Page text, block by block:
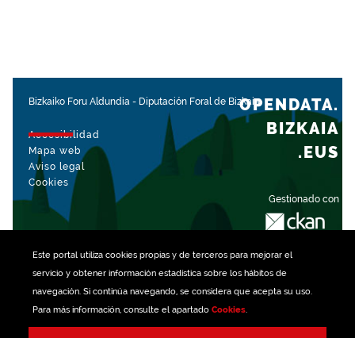
Este portal utiliza cookiespropias y de terceros para mejorar el
servicio y obtener información estadística sobre los hábitos de
navegación. Si continúa navegando, se considera que acepta su uso.
Para más información, consulte el apartado Cookies.
Bizkaiko Foru Aldundia - Diputación Foral de Bizkaia
Accesibilidad
Mapa web
Aviso legal
Cookies
Gestionado con
OPENDATA.
BIZKAIA
.EUS